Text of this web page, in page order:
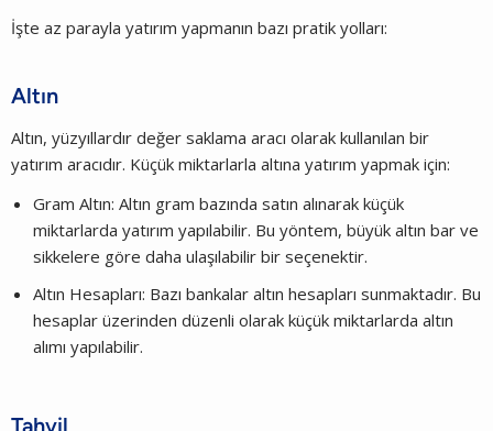
İşte az parayla yatırım yapmanın bazı pratik yolları:
Altın
Altın, yüzyıllardır değer saklama aracı olarak kullanılan bir
yatırım aracıdır. Küçük miktarlarla altına yatırım yapmak için:
Gram Altın: Altın gram bazında satın alınarak küçük
miktarlarda yatırım yapılabilir. Bu yöntem, büyük altın bar ve
sikkelere göre daha ulaşılabilir bir seçenektir.
Altın Hesapları: Bazı bankalar altın hesapları sunmaktadır. Bu
hesaplar üzerinden düzenli olarak küçük miktarlarda altın
alımı yapılabilir.
Tahvil